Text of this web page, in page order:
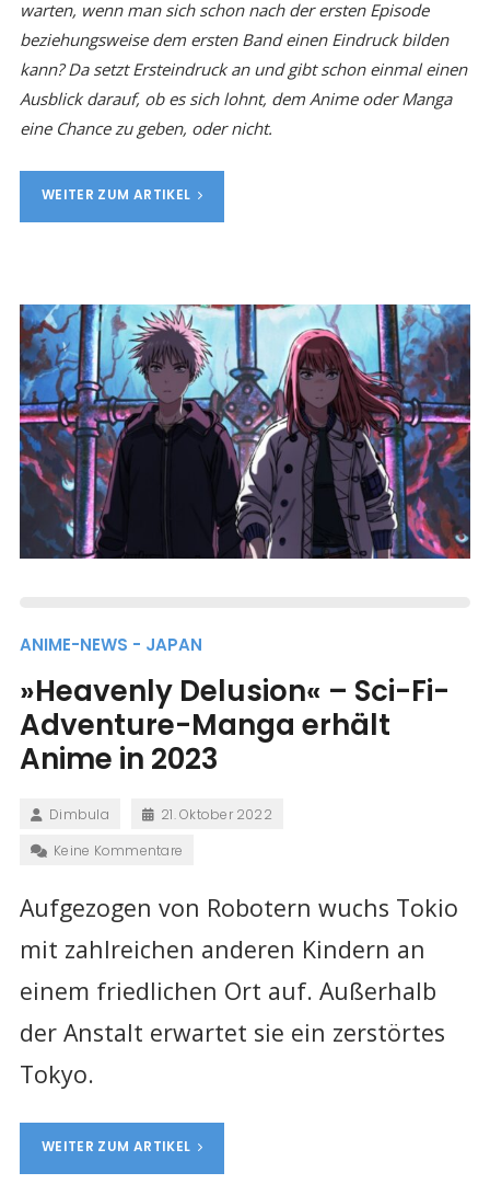
warten, wenn man sich schon nach der ersten Episode
beziehungsweise dem ersten Band einen Eindruck bilden
kann? Da setzt Ersteindruck an und gibt schon einmal einen
Ausblick darauf, ob es sich lohnt, dem Anime oder Manga
eine Chance zu geben, oder nicht.
WEITER ZUM ARTIKEL
ANIME-NEWS - JAPAN
»Heavenly Delusion« – Sci-Fi-
Adventure-Manga erhält
Anime in 2023
Dimbula
21. Oktober 2022
Keine Kommentare
Aufgezogen von Robotern wuchs Tokio
mit zahlreichen anderen Kindern an
einem friedlichen Ort auf. Außerhalb
der Anstalt erwartet sie ein zerstörtes
Tokyo.
WEITER ZUM ARTIKEL